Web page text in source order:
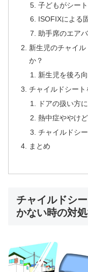
子どもがシー
ISOFIXによる
助手席のエア
新生児のチャイ
か？
新生児を後ろ
チャイルドシー
ドアの扱い方
熱中症ややけ
チャイルドシ
まとめ
チャイルドシ
かない時の対